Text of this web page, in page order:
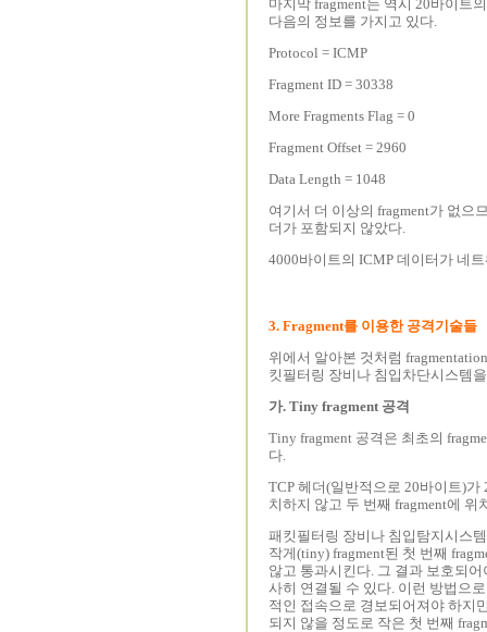
마지막 fragment는 역시 20바이트
다음의 정보를 가지고 있다.
Protocol = ICMP
Fragment ID = 30338
More Fragments Flag = 0
Fragment Offset = 2960
Data Length = 1048
여기서 더 이상의 fragment가 없으
더가 포함되지 않았다.
4000바이트의 ICMP 데이터가 네
3. Fragment를 이용한 공격기술들
위에서 알아본 것처럼
킷필터링 장비나 침입차단시스템
가. Tiny fragment 공격
Tiny fragment 공격은 최초의
다.
TCP 헤더(일반적으로 20바이트)
치하지 않고 두 번째 fragment에 위
패킷필터링 장비나 침입탐지시스
작게(tiny) fragment된 첫 번째
않고 통과시킨다. 그 결과 보호되
사히 연결될 수 있다. 이런 방법으
적인 접속으로 경보되어져야 하지
되지 않을 정도로 작은 첫 번째